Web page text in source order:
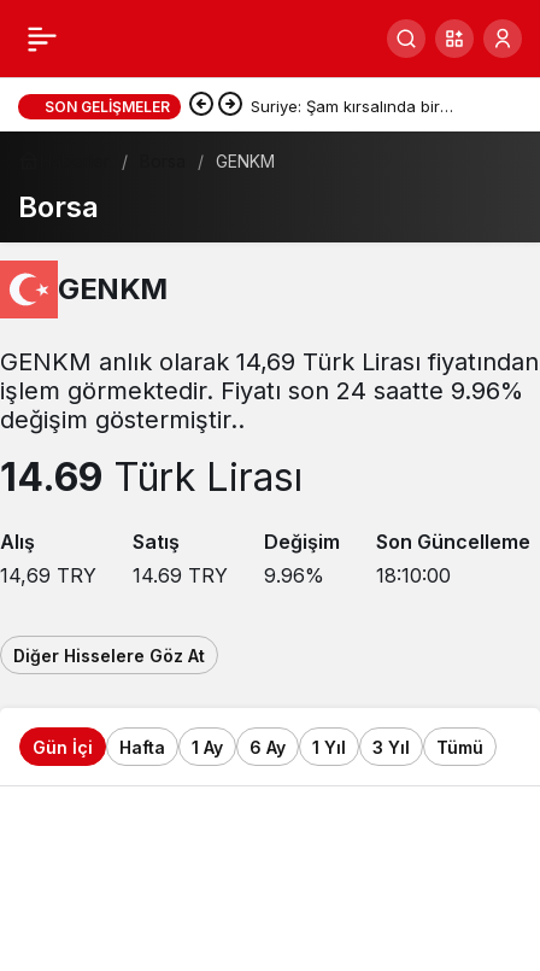
SON GELIŞMELER Suriye: Şam kırsalında bir
otobüsün patlaması sonucu ilk
GENKM
Borsa
GENKM
GENKM anlık olarak 14,69 Türk Lirası fiyatından
işlem görmektedir. Fiyatı son 24 saatte 9.96%
değişim göstermiştir..
14.69 Türk Lirası
Alış
14,69 TRY
Satış
14.69 TRY
Değişim
9.96%
Son Güncelleme
18:10:00
Diğer Hisselere Göz At
Gün İçi Hafta 1 Ay 6 Ay 1 Yıl 3 Yıl Tümü